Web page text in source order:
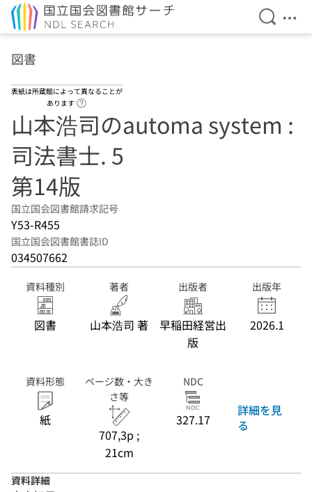
検索を
メ
図書
表紙は所蔵館によって異なることが
あります
山本浩司のautoma system :
司法書士. 5
第14版
国立国会図書館請求記号
Y53-R455
国立国会図書館書誌ID
034507662
資料種別
図書
著者
山本浩司 著
出版者
早稲田経営出
版
出版年
2026.1
資料形態
紙
ページ数・大き
さ等
707,3p ;
21cm
NDC
327.17
詳細を見
る
資料詳細